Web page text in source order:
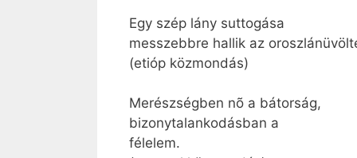
Egy szép lány suttogása
messzebbre hallik az
(etióp közmondás)
Merészségben nõ a bátorság,
bizonytalankodásban a
félelem.